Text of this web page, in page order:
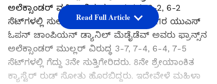
ಅಲೆಕ್ಸಾಂಡರ್ ವುಕಿಚ್ ವಿರುದ್ಧ 7-6(7/5), 6-2, 6-2
ಸೆಟ್‌ಗಳಲ್ಲಿ ಸುಲಭ ಗೆಲುವು ಸಾಧಿಸಿದರು. 2021ರ ಯುಎಸ್
ಓಪನ್ ಚಾಂಪಿಯನ್ ಡ್ಯಾನಿಲ್ ಮೆಡೈಡೆವ್ ಅವರು ಫ್ರಾನ್ಸ್‌ನ
ಅಲೆಕ್ಸಾಂಡರ್ ಮುಲ್ಲರ್ ವಿರುದ್ಧ 3-7, 7-4, 6-4, 7-5
ಸೆಟ್‌ಗಳಲ್ಲಿ ಗೆದ್ದು 3ನೇ ಸುತ್ತಿಗೇರಿದರು. 8ನೇ ಶ್ರೇಯಾಂಕಿತ
ಕ್ಯಾಸ್ಟೆರ್ ರುಡ್ ಸೋತು ಹೊರಬಿದ್ದರು. ಇದೇವೇಳೆ ಮಹಿಳಾ
Read Full Article